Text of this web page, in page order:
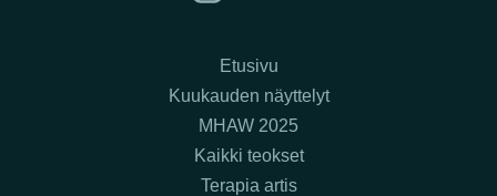
Etusivu
Kuukauden näyttelyt
MHAW 2025
Kaikki teokset
Terapia artis